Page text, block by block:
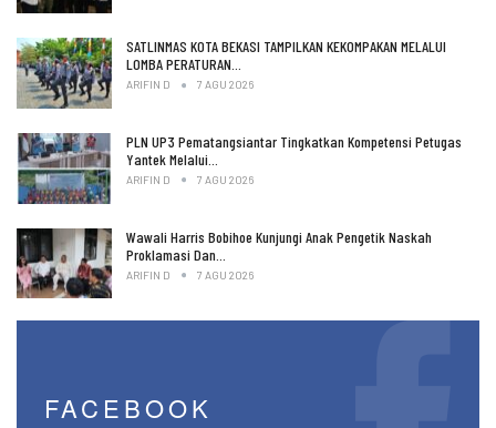
SATLINMAS KOTA BEKASI TAMPILKAN KEKOMPAKAN MELALUI
LOMBA PERATURAN…
ARIFIN D 7 AGU 2026
PLN UP3 Pematangsiantar Tingkatkan Kompetensi Petugas
Yantek Melalui…
ARIFIN D 7 AGU 2026
Wawali Harris Bobihoe Kunjungi Anak Pengetik Naskah
Proklamasi Dan…
ARIFIN D 7 AGU 2026
FACEBOOK